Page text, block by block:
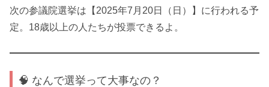
次の参議院選挙は【2025年7月20日（日）】に行われる予
定。18歳以上の人たちが投票できるよ。
🧠 なんで選挙って大事なの？